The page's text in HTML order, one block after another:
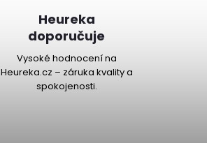
Heureka
doporučuje
Vysoké hodnocení na
Heureka.cz – záruka kvality a
spokojenosti.